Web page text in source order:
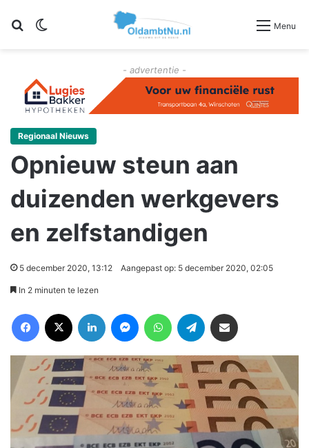
Zoeken Menu
- advertentie -
Regionaal Nieuws
Opnieuw steun aan
duizenden werkgevers
en zelfstandigen
5 december 2020, 13:12 Aangepast op: 5 december 2020, 02:05
In 2 minuten te lezen